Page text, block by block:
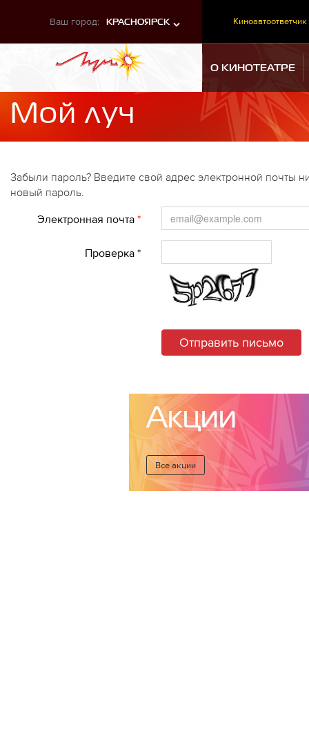
Ваш город: КРАСНОЯРСК Киноавтоответчик
О КИНОТЕАТРЕ
Мой луч
Забыли пароль? Введите свой адрес электронной почты
новый пароль.
Электронная почта*
Проверка *
Отправить письмо
Акции
Все акции